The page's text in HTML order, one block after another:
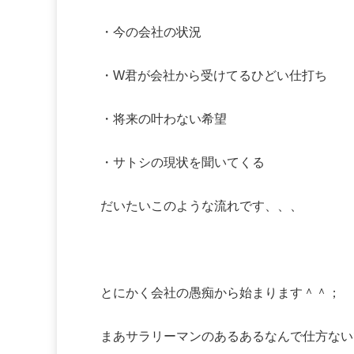
・今の会社の状況
・W君が会社から受けてるひどい仕打ち
・将来の叶わない希望
・サトシの現状を聞いてくる
だいたいこのような流れです、、、
とにかく会社の愚痴から始まります＾＾；
まあサラリーマンのあるあるなんで仕方な